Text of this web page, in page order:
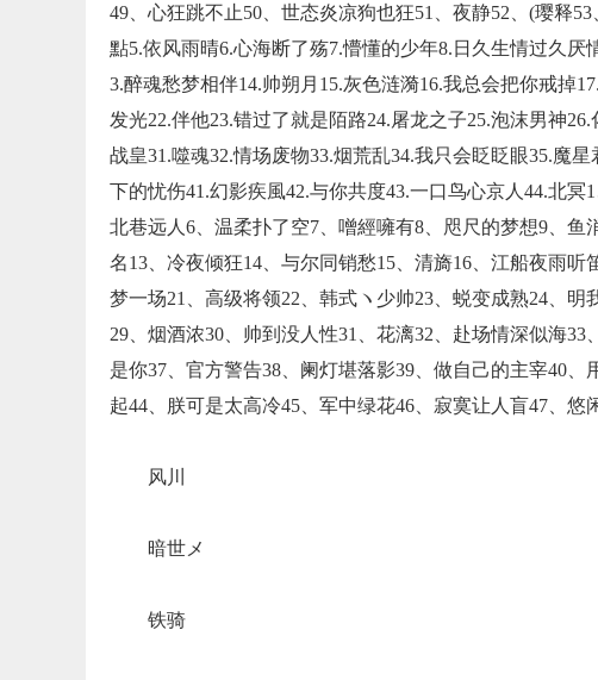
49、心狂跳不止50、世态炎凉狗也狂51、夜静52、(璎释
點5.依风雨晴6.心海断了殇7.懵懂的少年8.日久生情过久厌
3.醉魂愁梦相伴14.帅朔月15.灰色涟漪16.我总会把你戒掉
发光22.伴他23.错过了就是陌路24.屠龙之子25.泡沫男神
战皇31.噬魂32.情场废物33.烟荒乱34.我只会眨眨眼35.魔
下的忧伤41.幻影疾風42.与你共度43.一口鸟心京人44.北冥
北巷远人6、温柔扑了空7、噌經噰有8、咫尺的梦想9、
名13、冷夜倾狂14、与尔同销愁15、清旖16、江船夜雨
梦一场21、高级将领22、韩式ヽ少帅23、蜕变成熟24、明
29、烟酒浓30、帅到没人性31、花漓32、赴场情深似海
是你37、官方警告38、阑灯堪落影39、做自己的主宰40
起44、朕可是太高冷45、军中绿花46、寂寞让人盲47、
风川
暗世メ
铁骑